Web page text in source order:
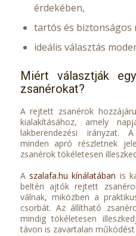
érdekében,
tartós és biztonságos
ideális választás
Miért választják
zsanérokat?
A rejtett zsanérok
kialakításához, amely
lakberendezési irányzat.
minden apró részletnek
zsanérok tökéletesen
A szalafa.hu kínálatában is
beltéri ajtók rejtett
válnak, miközben a
csorbát. Az állítható
mindig tökéletesen
távon is zavartalan